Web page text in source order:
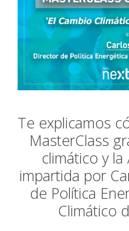
Te explicamos
MasterClass
climático y la
impartida por
de Política
Climático